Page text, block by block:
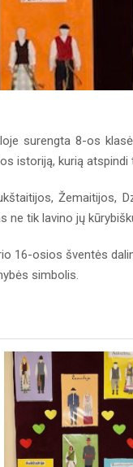
surengta 8-os
istoriją, kurią
Žemaitijos,
ne tik lavino jų
16-osios šventės
simbolis.